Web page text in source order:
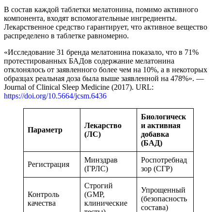
В состав каждой таблетки мелатонина, помимо активного
компонента, входят вспомогательные ингредиенты.
Лекарственное средство гарантирует, что активное вещество
распределено в таблетке равномерно.
«Исследование 31 бренда мелатонина показало, что в 71%
протестированных БАДов содержание мелатонина
отклонялось от заявленного более чем на 10%, а в некоторых
образцах реальная доза была выше заявленной на 478%». —
Journal of Clinical Sleep Medicine (2017). URL:
https://doi.org/10.5664/jcsm.6436
Параметр
Лекарство
(ЛС)
Биологическ
и активная
добавка
(БАД)
Регистрация
Минздрав
(ГРЛС)
Роспотребнад
зор (СГР)
Контроль
качества
Строгий
(GMP,
клинические
Упрощенный
(безопасность
состава)